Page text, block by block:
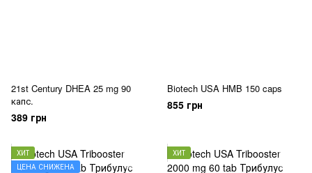
21st Century DHEA 25 mg 90
капс.
389 грн
Biotech USA HMB 150 caps
855 грн
ХИТ
ЦЕНА СНИЖЕНА
ХИТ